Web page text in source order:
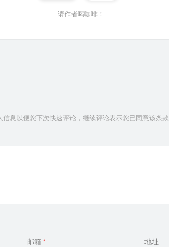
请作者喝咖啡！
信息以便您下次快速评论，继续评论表示您已同意该条款
邮箱 * 地址